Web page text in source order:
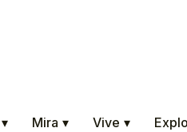
▾ Mira ▾ Vive ▾